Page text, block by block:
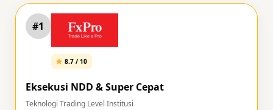
#1
8.7 / 10
Eksekusi NDD & Super Cepat
Teknologi Trading Level Institusi